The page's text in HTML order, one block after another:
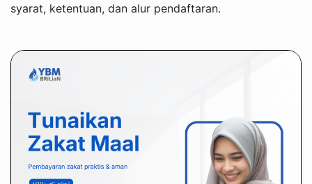
syarat, ketentuan, dan alur pendaftaran.